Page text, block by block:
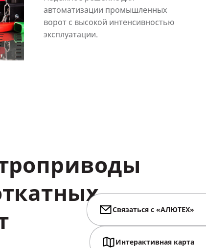
автоматизации промышленных
ворот с высокой интенсивностью
эксплуатации.
Связаться с «АЛЮТЕХ»
Интерактивная карта